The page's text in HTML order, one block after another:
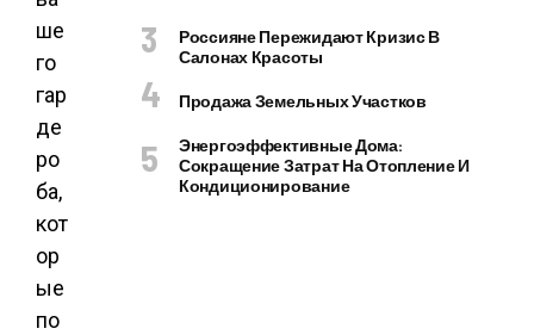
Россияне Пережидают Кризис В
Салонах Красоты
Продажа Земельных Участков
Энергоэффективные Дома:
Сокращение Затрат На Отопление И
Кондиционирование